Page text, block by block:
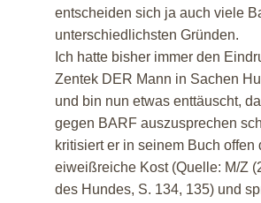
entscheiden sich ja auch viele
unterschiedlichsten Gründen.
Ich hatte bisher immer den
Zentek DER Mann in Sachen
und bin nun etwas enttäuscht,
gegen BARF auszusprechen
kritisiert er in seinem Buch offen
eiweißreiche Kost (Quelle: M/Z
des Hundes, S. 134, 135) und